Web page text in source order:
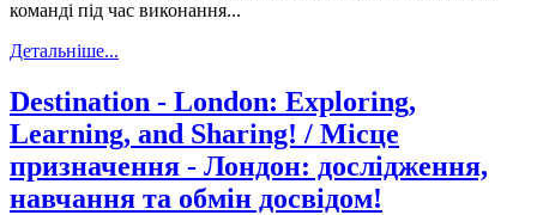
команді під час виконання...
Детальніше...
Destination - London: Exploring,
Learning, and Sharing! / Місце
призначення - Лондон: дослідження,
навчання та обмін досвідом!